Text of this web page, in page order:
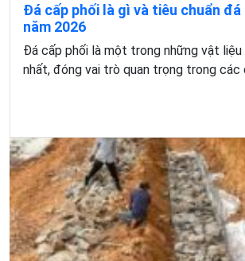
Đá cấp phối là gì và tiêu chuẩn
năm 2026
Đá cấp phối là một trong những vật liệu
nhất, đóng vai trò quan trọng trong các